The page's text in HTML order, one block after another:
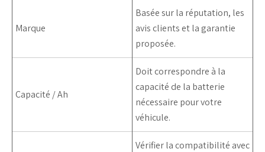
Marque
Basée sur la réputation, les
avis clients et la garantie
proposée.
Capacité / Ah
Doit correspondre à la
capacité de la batterie
nécessaire pour votre
véhicule.
Vérifier la compatibilité avec